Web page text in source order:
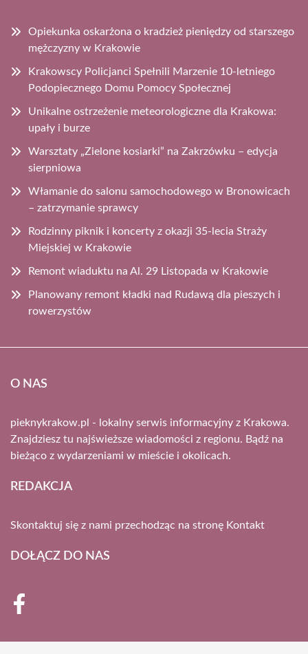
Opiekunka oskarżona o kradzież pieniędzy od starszego
mężczyzny w Krakowie
Krakowscy Policjanci Spełnili Marzenie 10-letniego
Podopiecznego Domu Pomocy Społecznej
Unikalne ostrzeżenie meteorologiczne dla Krakowa:
upały i burze
Warsztaty „Zielone kosiarki” na Zakrzówku – edycja
sierpniowa
Włamanie do salonu samochodowego w Bronowicach
– zatrzymanie sprawcy
Rodzinny piknik i koncerty z okazji 35-lecia Straży
Miejskiej w Krakowie
Remont wiaduktu na Al. 29 Listopada w Krakowie
Planowany remont kładki nad Rudawą dla pieszych i
rowerzystów
O NAS
pieknykrakow.pl - lokalny serwis informacyjny z Krakowa.
Znajdziesz tu najświeższe wiadomości z regionu. Bądź na
bieżąco z wydarzeniami w mieście i okolicach.
REDAKCJA
Skontaktuj się z nami przechodząc na stronę Kontakt
DOŁĄCZ DO NAS